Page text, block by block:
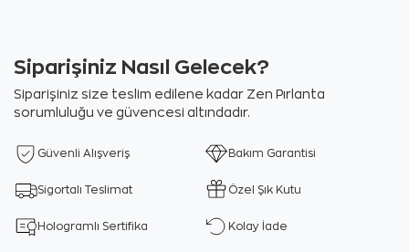
Siparişiniz Nasıl Gelecek?
Siparişiniz size teslim edilene kadar Zen Pırlanta
sorumluluğu ve güvencesi altındadır.
Güvenli Alışveriş Bakım Garantisi
Sigortalı Teslimat Özel Şık Kutu
Hologramlı Sertifika Kolay İade